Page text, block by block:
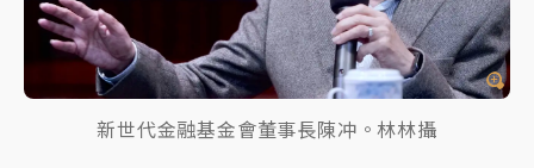
蔻蔡玉真開撕爆料
周末精選｜ 跨境網購族注意！EZ Way若改由政府委
任 預算難關如何解？
蔣萬安的建中同學！47歲法律學霸戰桃園 公開上任首
新世代金融基金會董事長陳冲。林林攝